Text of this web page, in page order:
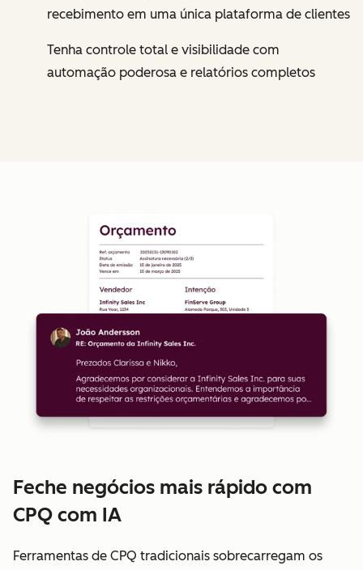
recebimento em uma única plataforma de clientes
Tenha controle total e visibilidade com
automação poderosa e relatórios completos
Feche negócios mais rápido com
CPQ com IA
Ferramentas de CPQ tradicionais sobrecarregam os